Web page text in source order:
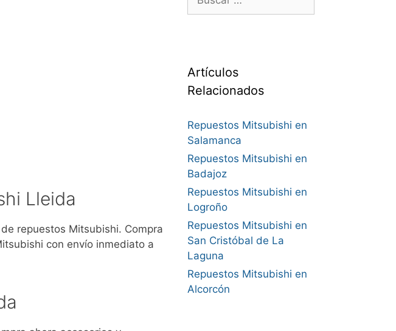
Lleida
repuestos Mitsubishi. Compra
con envío inmediato a
Artículos
Relacionados
Repuestos Mitsubishi en
Salamanca
Repuestos Mitsubishi en
Badajoz
Repuestos Mitsubishi en
Logroño
Repuestos Mitsubishi en
San Cristóbal de La
Laguna
Repuestos Mitsubishi en
Alcorcón